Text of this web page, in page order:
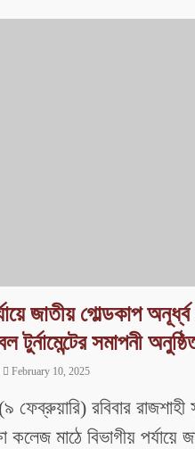
জাতীয় গোল্ডকাপ
টুর্নামেন্টের সমাপনী
February 10, 2025
ফেব্রুয়ারি) রবিবার রাজশাহী
কলেজ মাঠে বিভাগীয় পর্যায়ে